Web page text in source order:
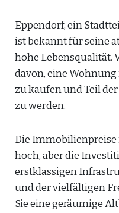
Eppendorf, ein
ist bekannt für seine
hohe Lebensqualität.
davon, eine
zu kaufen und Teil
zu werden.
Die
hoch, aber die
erstklassigen
und der vielfältigen
Sie eine geräumige